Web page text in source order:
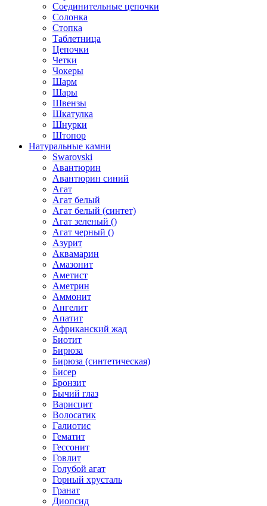
Соединительные цепочки
Солонка
Стопка
Таблетница
Цепочки
Четки
Чокеры
Шарм
Шары
Швензы
Шкатулка
Шнурки
Штопор
Натуральные камни
Swarovski
Авантюрин
Авантюрин синий
Агат
Агат белый
Агат белый (синтет)
Агат зеленый ()
Агат черный ()
Азурит
Аквамарин
Амазонит
Аметист
Аметрин
Аммонит
Ангелит
Апатит
Африканский жад
Биотит
Бирюза
Бирюза (синтетическая)
Бисер
Бронзит
Бычий глаз
Варисцит
Волосатик
Галиотис
Гематит
Гессонит
Говлит
Голубой агат
Горный хрусталь
Гранат
Диопсид